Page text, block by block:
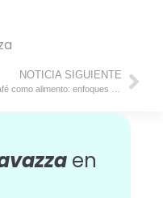
NOTICIA SIGUIENTE
en